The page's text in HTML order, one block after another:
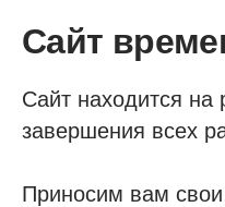
Сайт
Сайт находится на
завершения всех
Приносим вам